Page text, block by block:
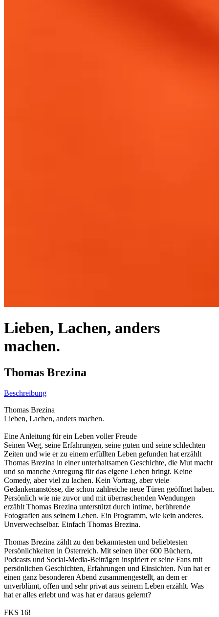
Lieben, Lachen, anders
machen.
Thomas Brezina
Beschreibung
Thomas Brezina
Lieben, Lachen, anders machen.
Eine Anleitung für ein Leben voller Freude
Seinen Weg, seine Erfahrungen, seine guten und seine schlechten
Zeiten und wie er zu einem erfüllten Leben gefunden hat erzählt
Thomas Brezina in einer unterhaltsamen Geschichte, die Mut macht
und so manche Anregung für das eigene Leben bringt. Keine
Comedy, aber viel zu lachen. Kein Vortrag, aber viele
Gedankenanstösse, die schon zahlreiche neue Türen geöffnet haben.
Persönlich wie nie zuvor und mit überraschenden Wendungen
erzählt Thomas Brezina unterstützt durch intime, berührende
Fotografien aus seinem Leben. Ein Programm, wie kein anderes.
Unverwechselbar. Einfach Thomas Brezina.
Thomas Brezina zählt zu den bekanntesten und beliebtesten
Persönlichkeiten in Österreich. Mit seinen über 600 Büchern,
Podcasts und Social-Media-Beiträgen inspiriert er seine Fans mit
persönlichen Geschichten, Erfahrungen und Einsichten. Nun hat er
einen ganz besonderen Abend zusammengestellt, an dem er
unverblümt, offen und sehr privat aus seinem Leben erzählt. Was
hat er alles erlebt und was hat er daraus gelernt?
FKS 16!